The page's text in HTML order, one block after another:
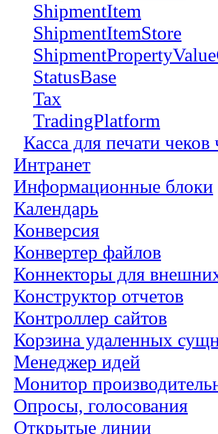
ShipmentItem
ShipmentItemStore
StatusBase
Tax
TradingPlatform
Касса для печати
Интранет
Информационные блоки
Календарь
Конверсия
Конвертер файлов
Коннекторы для
Конструктор отчетов
Контроллер сайтов
Корзина удаленных
Менеджер идей
Монитор
Опросы, голосования
Открытые линии